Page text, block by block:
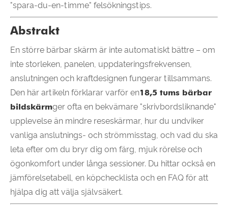
"spara-du-en-timme" felsökningstips.
Abstrakt
En större bärbar skärm är inte automatiskt bättre – om
inte storleken, panelen, uppdateringsfrekvensen,
anslutningen och kraftdesignen fungerar tillsammans.
Den här artikeln förklarar varför en18,5 tums bärbar
bildskärmger ofta en bekvämare "skrivbordsliknande"
upplevelse än mindre reseskärmar, hur du undviker
vanliga anslutnings- och strömmisstag, och vad du ska
leta efter om du bryr dig om färg, mjuk rörelse och
ögonkomfort under långa sessioner. Du hittar också en
jämförelsetabell, en köpchecklista och en FAQ för att
hjälpa dig att välja självsäkert.